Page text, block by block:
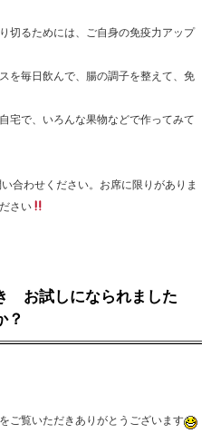
切るためには、ご自身の免疫力アップ
を毎日飲んで、腸の調子を整えて、免
宅で、いろんな果物などで作ってみて
合わせください。お席に限りがありま
さい
お試しになられました
？
ご覧いただきありがとうございます